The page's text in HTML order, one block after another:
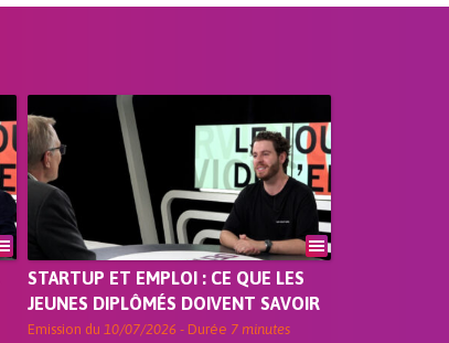
STARTUP ET EMPLOI : CE QUE LES
JEUNES DIPLÔMÉS DOIVENT SAVOIR
Emission du 10/07/2026 - Durée 7 minutes